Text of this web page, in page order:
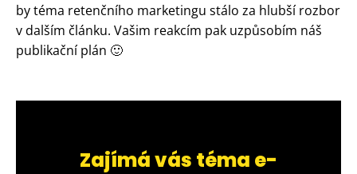
by téma retenčního marketingu stálo za hlubší rozbor
v dalším článku. Vašim reakcím pak uzpůsobím náš
publikační plán 🙂
Zajímá vás téma e-